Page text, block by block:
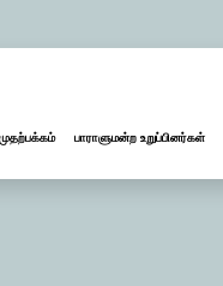
முதற்பக்கம் பாராளுமன்ற உறுப்பினர்கள்